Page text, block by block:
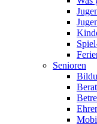
Senioren